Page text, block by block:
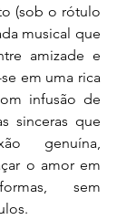
(sob o rótulo
musical que
amizade e
em uma rica
infusão de
sinceras que
genuína,
o amor em
sem